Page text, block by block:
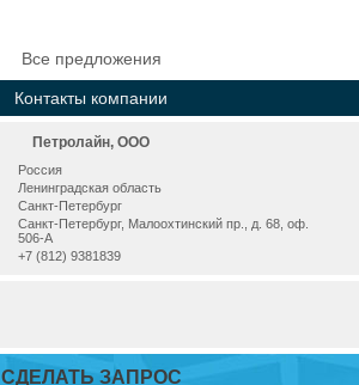
Все предложения
Контакты компании
Петролайн, ООО
Россия
Ленинградская область
Санкт-Петербург
Санкт-Петербург, Малоохтинский пр., д. 68, оф.
506-А
+7 (812) 9381839
СДЕЛАТЬ ЗАПРОС